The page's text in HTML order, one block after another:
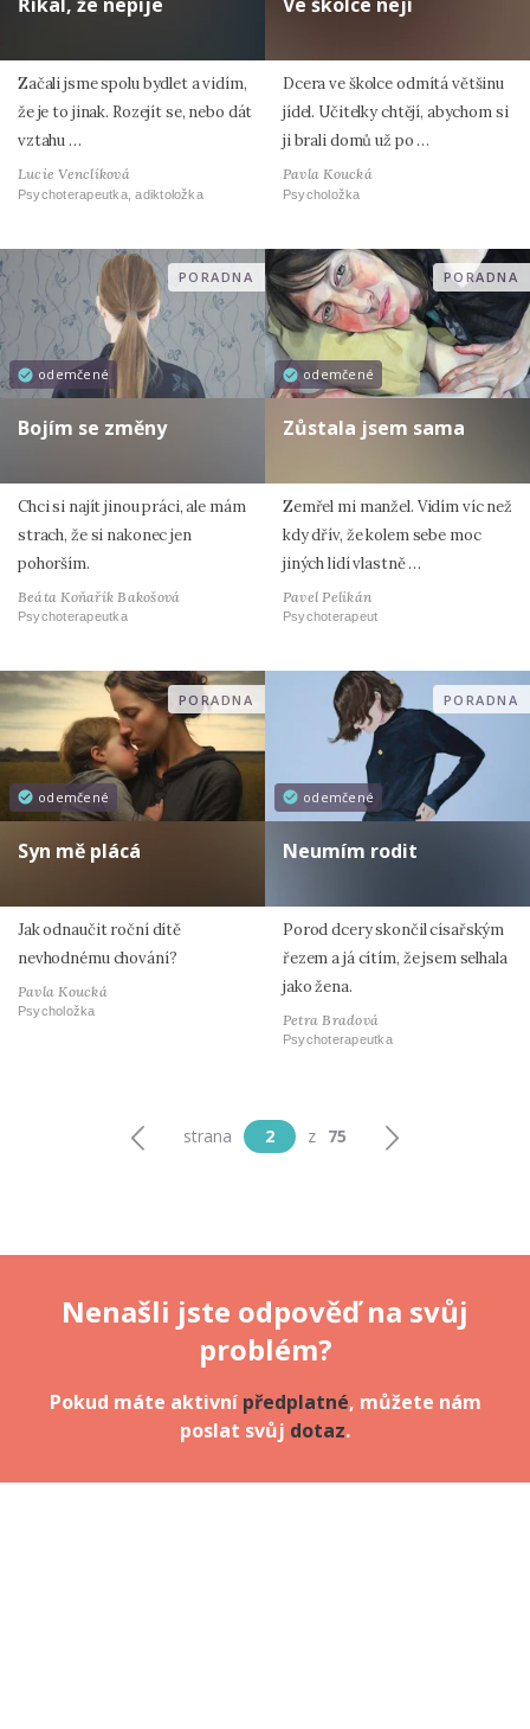
Začali jsme spolu bydlet a vidím,
že je to jinak. Rozejít se, nebo dát
vztahu …
Lucie Venclíková
Psychoterapeutka, adiktoložka
Dcera ve školce odmítá většinu
jídel. Učitelky chtějí, abychom si
ji brali domů už po …
Pavla Koucká
Psycholožka
odemčené
PORADNA
Bojím se změny
Chci si najít jinou práci, ale mám
strach, že si nakonec jen
pohorším.
Beáta Koňařík Bakošová
Psychoterapeutka
odemčené
PORADNA
Zůstala jsem sama
Zemřel mi manžel. Vidím víc než
kdy dřív, že kolem sebe moc
jiných lidí vlastně …
Pavel Pelikán
Psychoterapeut
odemčené
PORADNA
Syn mě plácá
Jak odnaučit roční dítě
nevhodnému chování?
Pavla Koucká
Psycholožka
odemčené
PORADNA
Neumím rodit
Porod dcery skončil císařským
řezem a já cítím, že jsem selhala
jako žena.
Petra Bradová
Psychoterapeutka
strana 2 z 75
Nenašli jste odpověď na svůj
problém?
Pokud máte aktivní předplatné, můžete nám
poslat svůj dotaz.